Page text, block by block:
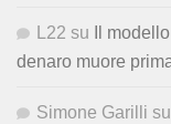
L22 su
Il
denaro muore
Simone Garilli su